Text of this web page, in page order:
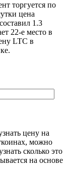
торгуется по
цена
1.3
22‑е место в
LTC в
цену на
можно
сколько это
на основе